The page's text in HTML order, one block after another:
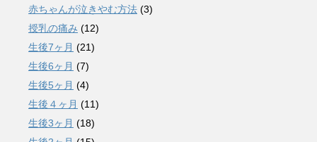
赤ちゃんが泣きやむ方法 (3)
授乳の痛み (12)
生後7ヶ月 (21)
生後6ヶ月 (7)
生後5ヶ月 (4)
生後４ヶ月 (11)
生後3ヶ月 (18)